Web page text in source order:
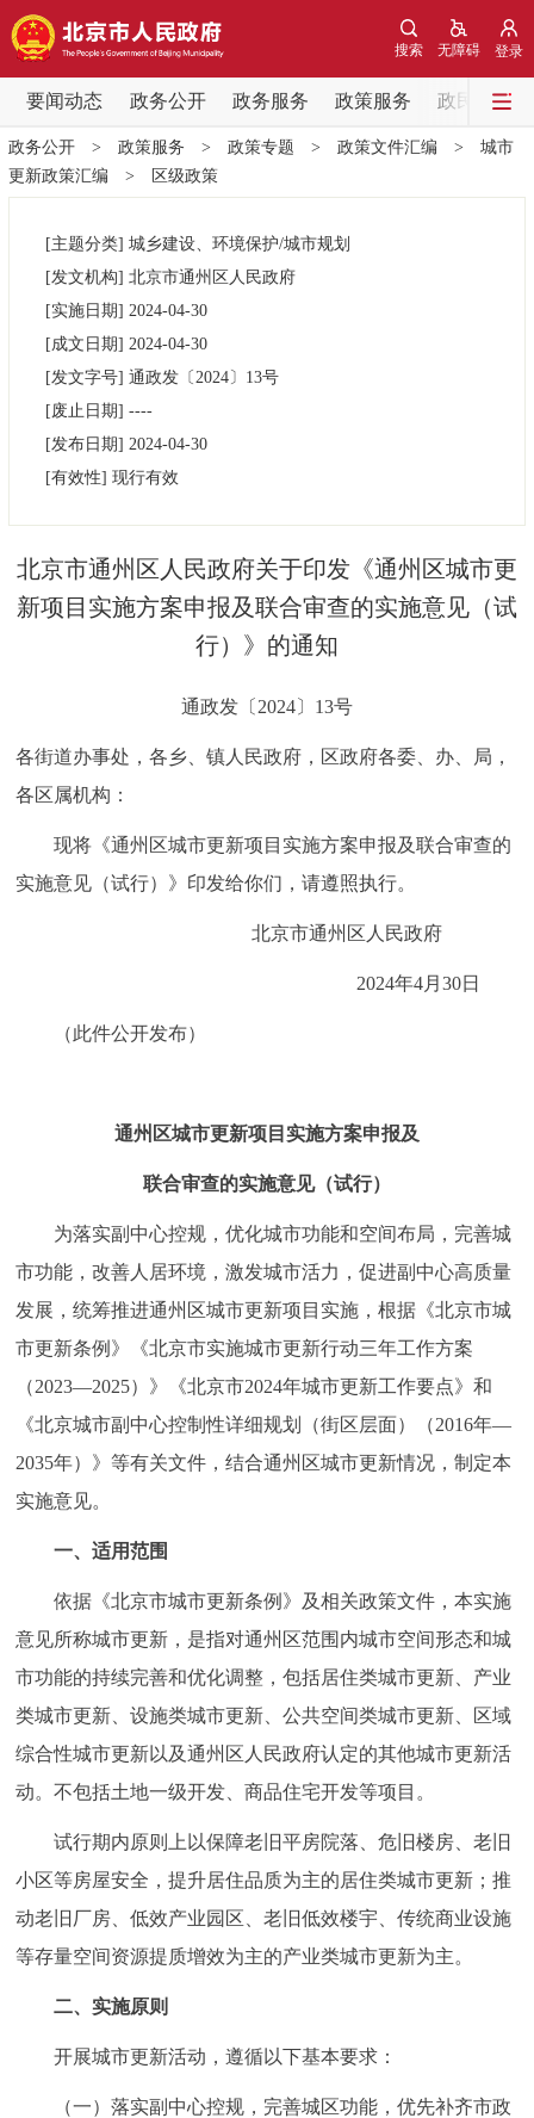
登录
无障碍
搜索
要闻动态 政务公开 政务服务 政策服务 政民互动
要闻动态
党中央精神 国务院信息 中央部委动态
各区热点
市领导
决策公开 专题公开
政务服务
便民服务 利企服务 投资项目
政民互动
我要咨询 我要建议
参与调查
北京概况 十六区概览 人文北京
多语种
한국어
ESPAÑOL العربية PORTUGUÊS
ITALIANO
回到顶部
政务公开> 政策服务 > 政策专题 > 政策文件汇编 > 城市
更新政策汇编 > 区级政策
[主题分类] 城乡建设、环境保护/城市规划
[发文机构] 北京市通州区人民政府
[实施日期] 2024-04-30
[成文日期] 2024-04-30
[发文字号] 通政发〔2024〕 13号
[废止日期] ----
[发布日期] 2024-04-30
[有效性] 现行有效
北京市通州区人民政府关于印发《通州区城市更
新项目实施方案申报及联合审查的实施意见（试
行）》的通知
通政发〔2024〕13号
各街道办事处，各乡、镇人民政府，区政府各委、办、局，
各区属机构：
现将《通州区城市更新项目实施方案申报及联合审查的
实施意见（试行）》印发给你们，请遵照执行。
北京市通州区人民政府
2024年4月30日
（此件公开发布）
通州区城市更新项目实施方案申报及
联合审查的实施意见（试行）
为落实副中心控规，优化城市功能和空间布局，完善城
市功能，改善人居环境，激发城市活力，促进副中心高质量
发展，统筹推进通州区城市更新项目实施，根据《北京市城
市更新条例》《北京市实施城市更新行动三年工作方案
（2023—2025）》《北京市2024年城市更新工作要点》和
《北京城市副中心控制性详细规划（街区层面）（2016年—
2035年）》等有关文件，结合通州区城市更新情况，制定本
实施意见。
一、适用范围
依据《北京市城市更新条例》及相关政策文件，本实施
意见所称城市更新，是指对通州区范围内城市空间形态和城
市功能的持续完善和优化调整，包括居住类城市更新、产业
类城市更新、设施类城市更新、公共空间类城市更新、区域
综合性城市更新以及通州区人民政府认定的其他城市更新活
动。不包括土地一级开发、商品住宅开发等项目。
试行期内原则上以保障老旧平房院落、危旧楼房、老旧
小区等房屋安全，提升居住品质为主的居住类城市更新；推
动老旧厂房、低效产业园区、老旧低效楼宇、传统商业设施
等存量空间资源提质增效为主的产业类城市更新为主。
二、实施原则
开展城市更新活动，遵循以下基本要求：
（一）落实副中心控规，完善城区功能，优先补齐市政